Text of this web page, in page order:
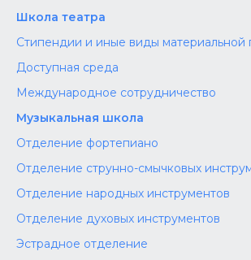
Школа театра
Стипендии и иные виды
Доступная среда
Международное сотрудничество
Музыкальная школа
Отделение фортепиано
Отделение струнно-смычковых
Отделение народных инструментов
Отделение духовых инструментов
Эстрадное отделение